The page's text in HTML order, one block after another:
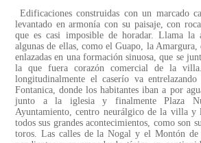
Edificaciones construidas con un marcado
levantado en armonía con su paisaje, con
que es casi imposible de horadar. Llama la
algunas de ellas, como el Guapo, la
enlazadas en una formación sinuosa, que se
la que fuera corazón comercial de la
longitudinalmente el caserío va
Fontanica, donde los habitantes iban a por
junto a la iglesia y finalmente Plaza
Ayuntamiento, centro neurálgico de la villa y
todos sus grandes acontecimientos, como son
toros. Las calles de la Nogal y el Montón de